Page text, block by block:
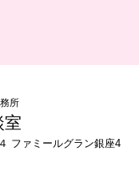
所
室
ファミールグラン銀座4